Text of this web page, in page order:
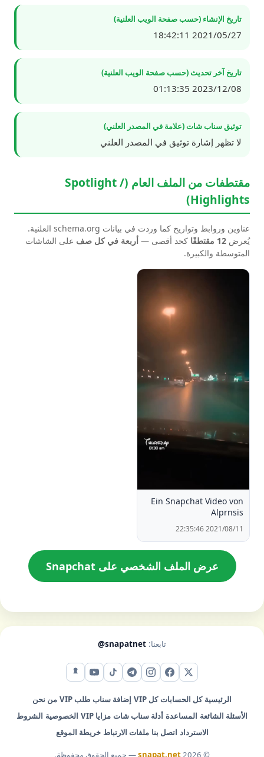
تاريخ الإنشاء (حسب صفحة الويب العلنية)
2021/05/27 18:42:11
تاريخ آخر تحديث (حسب صفحة الويب العلنية)
2023/12/08 01:13:35
توثيق سناب شات (علامة في المصدر العلني)
لا تظهر إشارة توثيق في المصدر العلني
مقتطفات من الملف العام (Spotlight /
Highlights)
عناوين وروابط وتواريخ كما وردت في بيانات schema.org العلنية.
يُعرض 12 مقتطفًا كحد أقصى — أربعة في كل صف على الشاشات
المتوسطة والكبيرة.
Ein Snapchat Video von
Alprnsis
2021/08/11 22:35:46
عرض الملف الشخصي على Snapchat
تابعنا: @snapatnet
X (تويتر) فيس بوكإنستقرامتيليجرامتيك توكيوتيوبسناب شات
الرئيسية كل الحسابات كل VIP إضافة سناب طلب VIP
من نحن
الأسئلة الشائعة المساعدة أدلة سناب شات مزايا VIP الخصوصية الشروط
الاسترداد اتصل بنا ملفات الارتباط خريطة الموقع
© 2026
snapat.net— جميع الحقوق محفوظة.